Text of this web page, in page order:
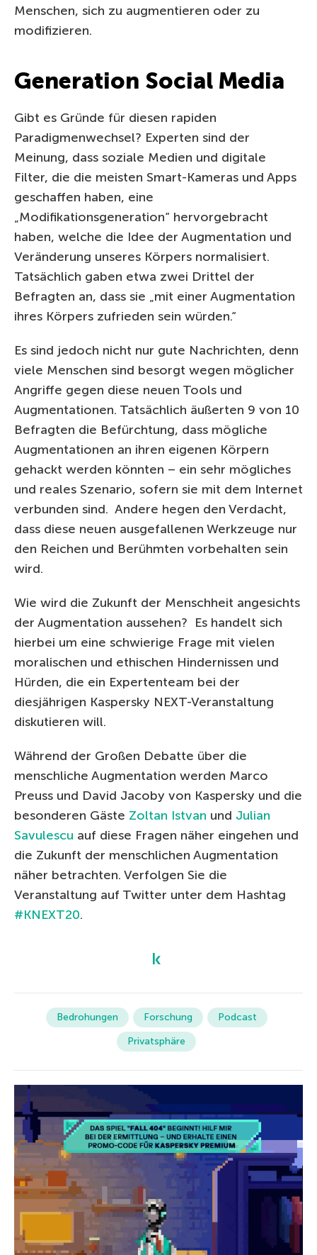
Menschen, sich zu augmentieren oder zu
modifizieren.
Generation Social Media
Gibt es Gründe für diesen rapiden
Paradigmenwechsel? Experten sind der
Meinung, dass soziale Medien und digitale
Filter, die die meisten Smart-Kameras und Apps
geschaffen haben, eine
„Modifikationsgeneration“ hervorgebracht
haben, welche die Idee der Augmentation und
Veränderung unseres Körpers normalisiert.
Tatsächlich gaben etwa zwei Drittel der
Befragten an, dass sie „mit einer Augmentation
ihres Körpers zufrieden sein würden.“
Es sind jedoch nicht nur gute Nachrichten, denn
viele Menschen sind besorgt wegen möglicher
Angriffe gegen diese neuen Tools und
Augmentationen. Tatsächlich äußerten 9 von 10
Befragten die Befürchtung, dass mögliche
Augmentationen an ihren eigenen Körpern
gehackt werden könnten – ein sehr mögliches
und reales Szenario, sofern sie mit dem Internet
verbunden sind. Andere hegen den Verdacht,
dass diese neuen ausgefallenen Werkzeuge nur
den Reichen und Berühmten vorbehalten sein
wird.
Wie wird die Zukunft der Menschheit angesichts
der Augmentation aussehen? Es handelt sich
hierbei um eine schwierige Frage mit vielen
moralischen und ethischen Hindernissen und
Hürden, die ein Expertenteam bei der
diesjährigen Kaspersky NEXT-Veranstaltung
diskutieren will.
Während der Großen Debatte über die
menschliche Augmentation werden Marco
Preuss und David Jacoby von Kaspersky und die
besonderen Gäste Zoltan Istvan und Julian
Savulescu auf diese Fragen näher eingehen und
die Zukunft der menschlichen Augmentation
näher betrachten. Verfolgen Sie die
Veranstaltung auf Twitter unter dem Hashtag
#KNEXT20.
Bedrohungen Forschung
Podcast
Privatsphäre